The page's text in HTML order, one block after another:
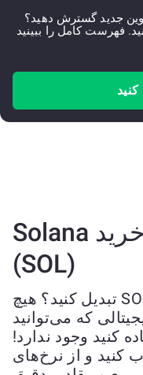
جدید گسترش دهید؟
فهرست کامل را ببینید
سایر گزینه های خرید Solana
(SOL)
آیا نمی‌خواهید XRP را به SOL تبدیل کنید؟ هیچ
که می‌توانید
کنید وجود ندارد!
کنید و از نرخ‌های